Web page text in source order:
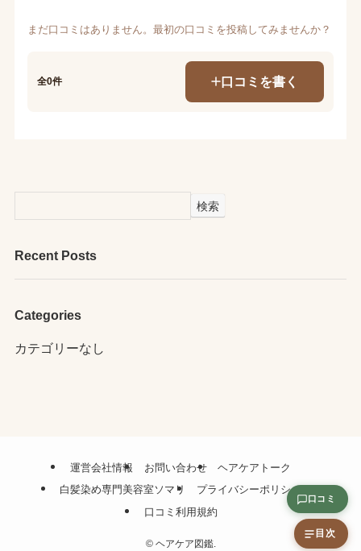
まだ口コミはありません。最初の口コミを投稿してみませんか？
全0件 口コミを書く
検索
Recent Posts
Categories
カテゴリーなし
運営会社情報 お問い合わせ
ヘアケアトーク
白髪染め専門美容室ソマリ
プライバシーポリシー
口コミ利用規約
©ヘアケア図鑑.
口コミ
目次